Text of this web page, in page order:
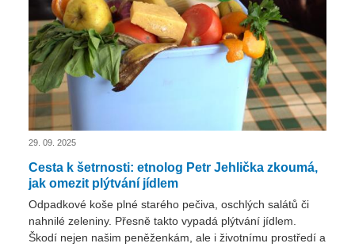
29. 09. 2025
Cesta k šetrnosti: etnolog Petr Jehlička zkoumá,
jak omezit plýtvání jídlem
Odpadkové koše plné starého pečiva, oschlých salátů či
nahnilé zeleniny. Přesně takto vypadá plýtvání jídlem.
Škodí nejen našim peněženkám, ale i životnímu prostředí a